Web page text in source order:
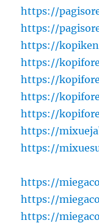
https://
https://
https://
https://
https://
https://
https://
https://
https://
https://
https://
https://